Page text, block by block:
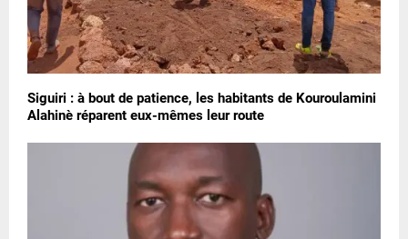
Siguiri : à bout de patience, les habitants de Kouroulamini
Alahinè réparent eux-mêmes leur route